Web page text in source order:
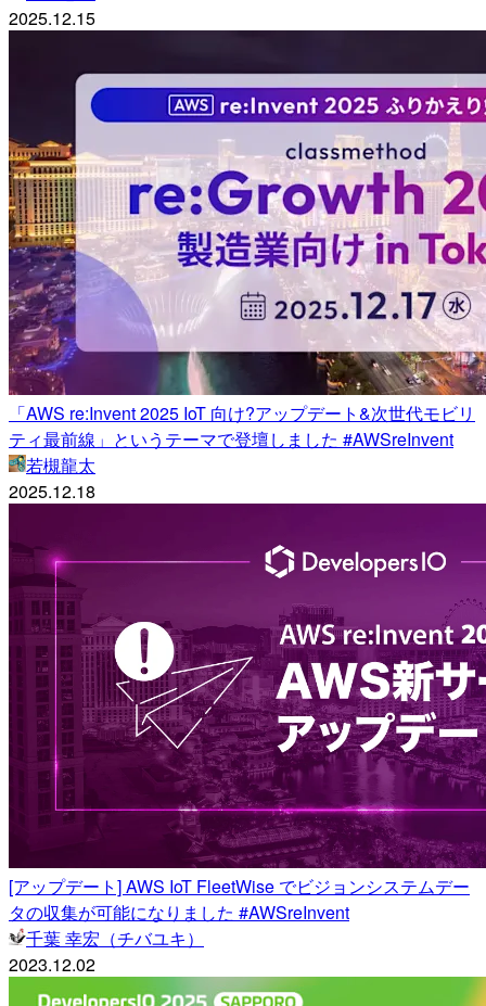
2025.12.15
「AWS re:Invent 2025 IoT 向け?アップデート&次世代モビリ
ティ最前線」というテーマで登壇しました #AWSreInvent
若槻龍太
2025.12.18
[アップデート] AWS IoT FleetWise でビジョンシステムデー
タの収集が可能になりました #AWSreInvent
千葉 幸宏（チバユキ）
2023.12.02